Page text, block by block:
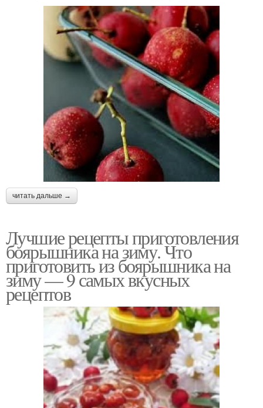
читать дальше →
Лучшие рецепты приготовления
боярышника на зиму. Что
приготовить из боярышника на
зиму — 9 самых вкусных
рецептов